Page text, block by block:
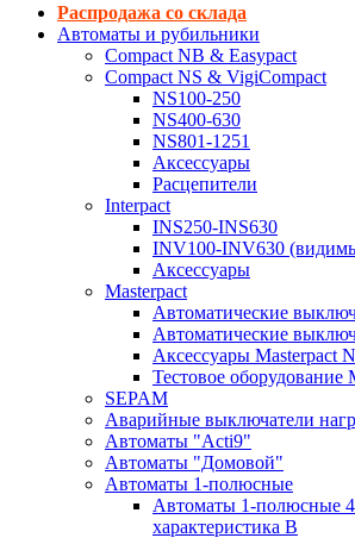
Распродажа со склада
Автоматы и рубильники
Compact NB & Easypact
Compact NS & VigiCompact
NS100-250
NS400-630
NS801-1251
Аксессуары
Расцепители
Interpact
INS250-INS630
INV100-INV630
Аксессуары
Masterpact
Автоматические
Автоматические
Аксессуары Masterpact
Тестовое оборудование
SEPAM
Аварийные выключатели
Автоматы "Acti9"
Автоматы "Домовой"
Автоматы 1-полюсные
Автоматы 1-полюсные
характеристика В